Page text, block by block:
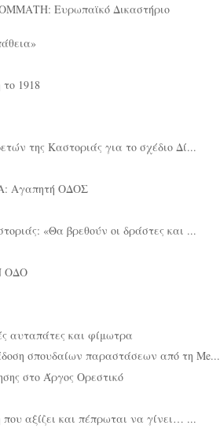
Ευρωπαϊκό Δικαστήριο
1918
της Καστοριάς για το σχέδιο Δί...
Αγαπητή ΟΔΟΣ
«Θα βρεθούν οι δράστες και ...
ΟΔΟ
αυταπάτες και φίμωτρα
σπουδαίων παραστάσεων από τη Me...
στο Άργος Ορεστικό
αξίζει και πέπρωται να γίνει… ...